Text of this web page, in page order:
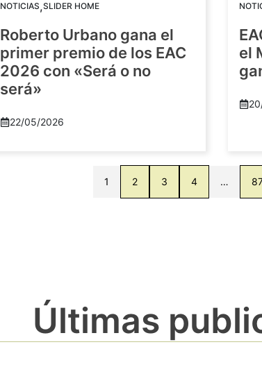
NOTICIAS,SLIDER HOME
Roberto Urbano gana el
primer premio de los EAC
2026 con «Será o no
será»
22/05/2026
el
1 2 3 4 …
Últimas